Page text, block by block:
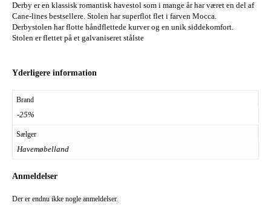
Derby er en klassisk romantisk havestol som i mange år har været en del af
Cane-lines bestsellere. Stolen har superflot flet i farven Mocca.
Derbystolen har flotte håndflettede kurver og en unik siddekomfort.
Stolen er flettet på et galvaniseret stålste
Yderligere information
Brand
-25%
Sælger
Havemøbelland
Anmeldelser
Der er endnu ikke nogle anmeldelser.